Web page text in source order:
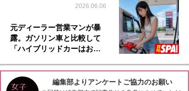
2026.06.06
元ディーラー営業マンが暴
露。ガソリン車と比較して
「ハイブリッドカーはお…